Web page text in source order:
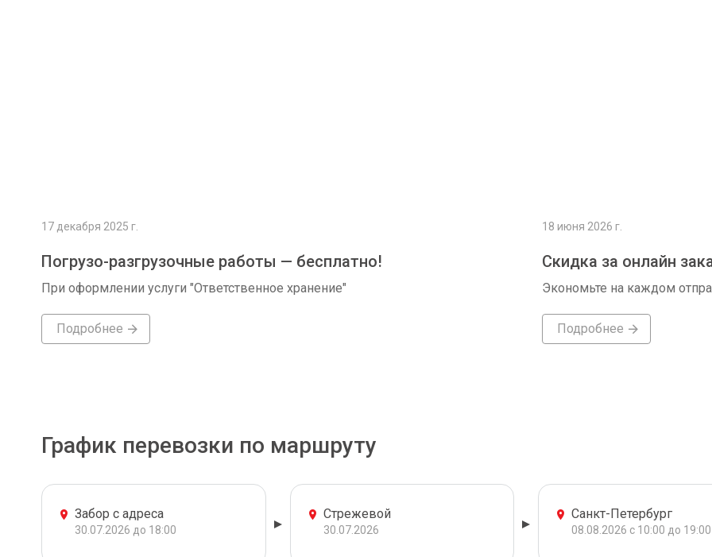
17 декабря 2025 г.
Погрузо-разгрузочные работы — бесплатно!
При оформлении услуги "Ответственное хранение"
Подробнее
18 июня 2026 г.
Скидка за онлайн
Экономьте на каждом
Подробнее
График перевозки по маршруту
Забор с адреса
30.07.2026 до 18:00
Стрежевой
30.07.2026
Санкт-Петербург
08.08.2026 с 10:00 до 19:00